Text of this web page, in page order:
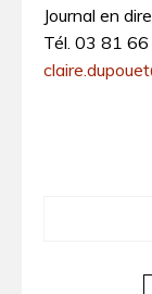
Journal en
Tél. 03 81